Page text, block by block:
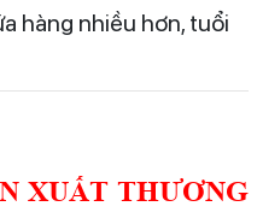
hàng nhiều hơn, tuổi
XUẤT THƯƠNG